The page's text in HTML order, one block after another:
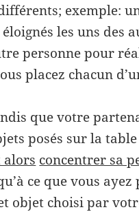
exemple:
les uns des
personne pour
placez chacun
que votre
posés sur la
alors concentrer sa
ce que vous
objet choisi par